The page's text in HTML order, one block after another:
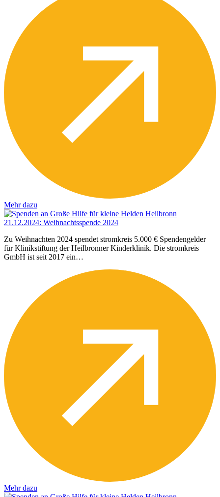
Mehr dazu
21.12.2024: Weihnachtsspende 2024
Zu Weihnachten 2024 spendet stromkreis 5.000 € Spendengelder
für Klinikstiftung der Heilbronner Kinderklinik. Die stromkreis
GmbH ist seit 2017 ein…
Mehr dazu